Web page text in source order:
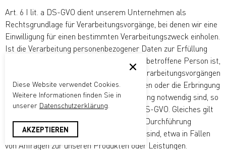
Art. 6 I lit. a DS-GVO dient unserem Unternehmen als
Rechtsgrundlage für Verarbeitungsvorgänge, bei denen wir eine
Einwilligung für einen bestimmten Verarbeitungszweck einholen.
Ist die Verarbeitung personenbezogener Daten zur Erfüllung
eines Vertrags, dessen Vertragspartei die betroffene Person ist,
erforderlich, wie dies beispielsweise bei Verarbeitungsvorgängen
der Fall ist, die für eine Lieferung von Waren oder die Erbringung
einer sonstigen Leistung oder Gegenleistung notwendig sind, so
beruht die Verarbeitung auf Art. 6 I lit. b DS-GVO. Gleiches gilt
für solche Verarbeitungsvorgänge die zur Durchführung
vorvertraglicher Maßnahmen erforderlich sind, etwa in Fällen
von Anfragen zur unseren Produkten oder Leistungen.
Diese Website verwendet Cookies.
Weitere Informationen finden Sie in
unserer Datenschutzerklärung
AKZEPTIEREN